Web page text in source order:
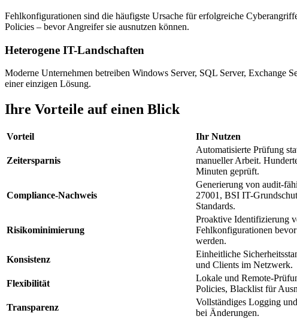
Fehlkonfigurationen sind die häufigste Ursache für erfolgreiche
Policies – bevor Angreifer sie ausnutzen können.
Heterogene IT-Landschaften
Moderne Unternehmen betreiben Windows Server, SQL Server, Exchange
einer einzigen Lösung.
Ihre Vorteile auf einen Blick
Vorteil Ihr Nutzen
Zeitersparnis
Automatisierte Prüfung
manueller Arbeit.
Minuten geprüft.
Compliance-Nachweis
Generierung von audit-
27001, BSI IT-
Standards.
Risikominimierung
Proaktive Identifizierung
Fehlkonfigurationen
werden.
Konsistenz
Einheitliche
und Clients im Netzwerk.
Flexibilität
Lokale und Remote-
Policies, Blacklist für
Transparenz
Vollständiges Logging
bei Änderungen.